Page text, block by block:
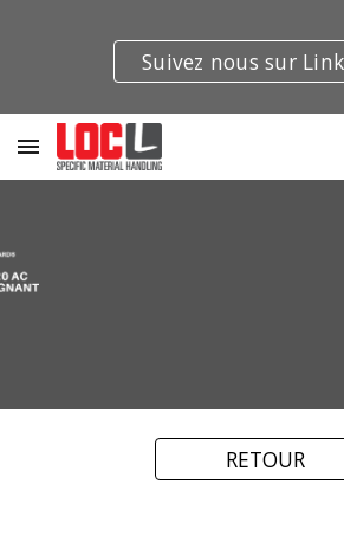
Skip to main content
Suivez nous sur
RETOUR